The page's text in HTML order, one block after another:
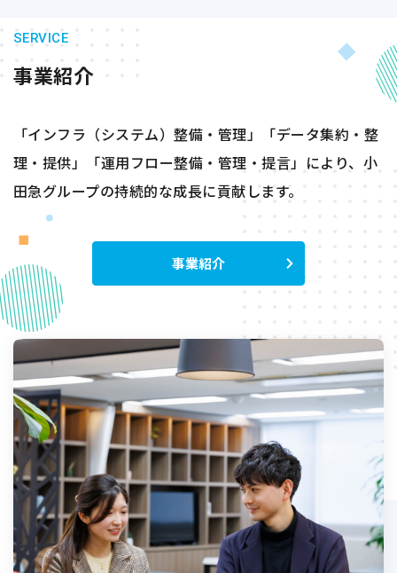
SERVICE
事業紹介
「インフラ（システム）整備・管理」「データ集約・整
理・提供」「運用フロー整備・管理・提言」により、小
田急グループの持続的な成長に貢献します。
事業紹介